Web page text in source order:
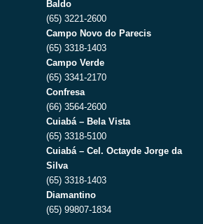
Baldo
(65) 3221-2600
Campo Novo do Parecis
(65) 3318-1403
Campo Verde
(65) 3341-2170
Confresa
(66) 3564-2600
Cuiabá – Bela Vista
(65) 3318-5100
Cuiabá – Cel. Octayde Jorge da
Silva
(65) 3318-1403
Diamantino
(65) 99807-1834